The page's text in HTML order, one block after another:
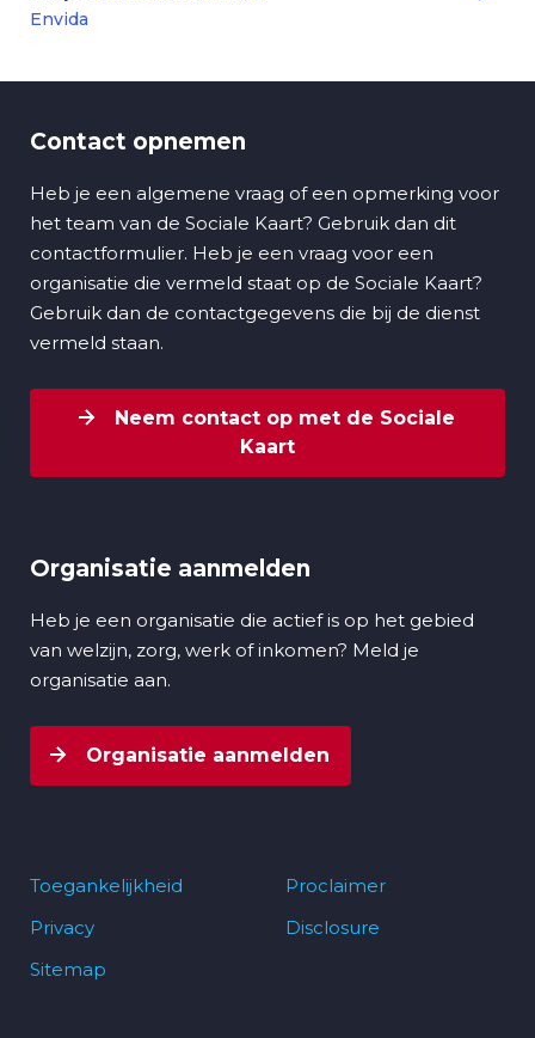
Envida
Contact opnemen
Heb je een algemene vraag of een opmerking voor
het team van de Sociale Kaart? Gebruik dan dit
contactformulier. Heb je een vraag voor een
organisatie die vermeld staat op de Sociale Kaart?
Gebruik dan de contactgegevens die bij de dienst
vermeld staan.
Neem contact op met de Sociale
Kaart
Organisatie aanmelden
Heb je een organisatie die actief is op het gebied
van welzijn, zorg, werk of inkomen? Meld je
organisatie aan.
Organisatie aanmelden
Footer
Toegankelijkheid
Privacy
Sitemap
Proclaimer
Disclosure